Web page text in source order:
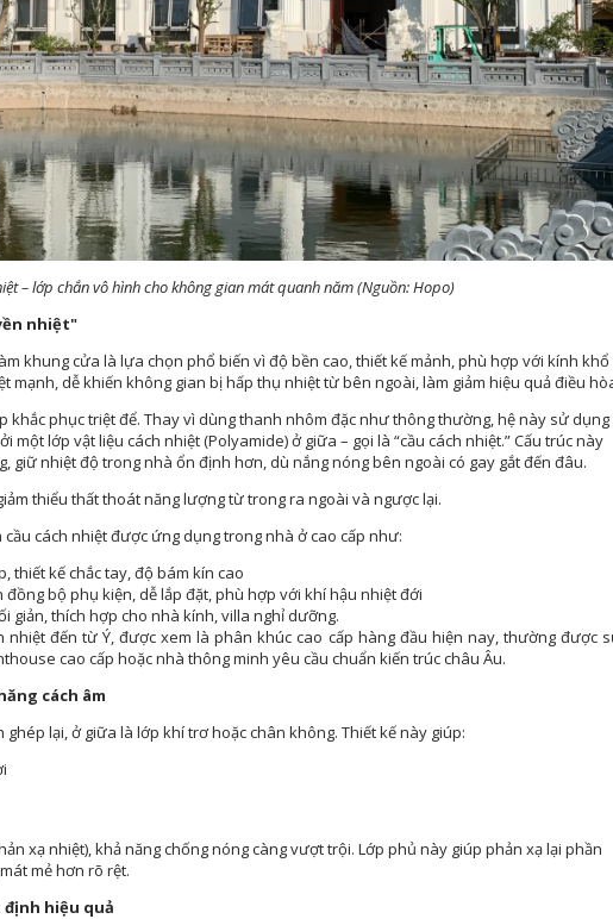
– lớp chắn vô hình cho không gian mát quanh năm (Nguồn: Hopo)
nhiệt"
khung cửa là lựa chọn phổ biến vì độ bền cao, thiết kế mảnh, phù hợp với kính khổ
mạnh, dễ khiến không gian bị hấp thụ nhiệt từ bên ngoài, làm giảm hiệu quả điều
khắc phục triệt để. Thay vì dùng thanh nhôm đặc như thông thường, hệ này sử dụng
lớp vật liệu cách nhiệt (Polyamide) ở giữa – gọi là “cầu cách nhiệt.” Cấu trúc này
giữ nhiệt độ trong nhà ổn định hơn, dù nắng nóng bên ngoài có gay gắt đến đâu.
thiểu thất thoát năng lượng từ trong ra ngoài và ngược lại.
cách nhiệt được ứng dụng trong nhà ở cao cấp như:
thiết kế chắc tay, độ bám kín cao
bộ phụ kiện, dễ lắp đặt, phù hợp với khí hậu nhiệt đới
giản, thích hợp cho nhà kính, villa nghỉ dưỡng.
nhiệt đến từ Ý, được xem là phân khúc cao cấp hàng đầu hiện nay, thường được
cao cấp hoặc nhà thông minh yêu cầu chuẩn kiến trúc châu Âu.
cách âm
lại, ở giữa là lớp khí trơ hoặc chân không. Thiết kế này giúp:
xạ nhiệt), khả năng chống nóng càng vượt trội. Lớp phủ này giúp phản xạ lại phần
mẻ hơn rõ rệt.
định hiệu quả